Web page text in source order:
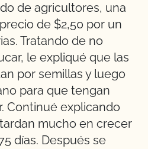
de agricultores, una
de $2,50 por un
Tratando de no
le expliqué que las
por semillas y luego
para que tengan
Continué explicando
mucho en crecer
días. Después se